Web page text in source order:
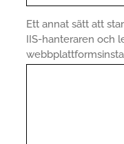
Ett annat sätt att
IIS-hanteraren och